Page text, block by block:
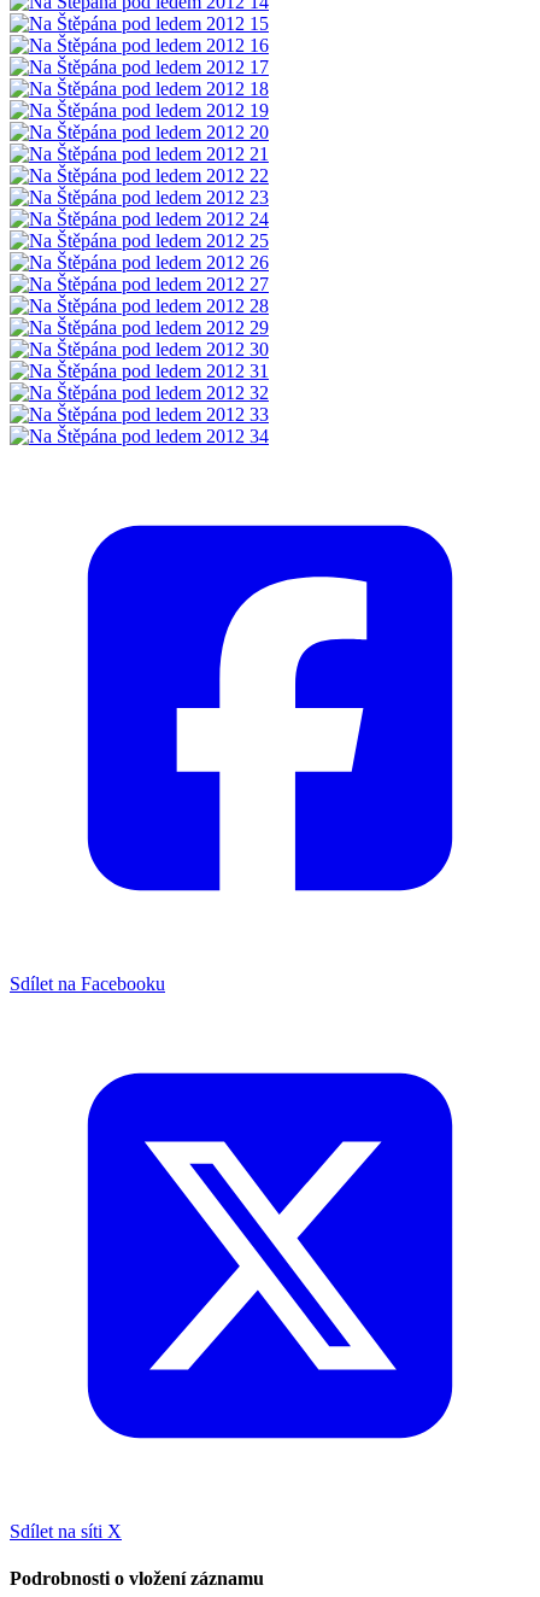
Sdílet na Facebooku
Sdílet na síti X
Podrobnosti o vložení záznamu